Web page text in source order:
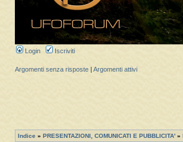
Login Iscriviti
Argomenti senza risposte Argomenti attivi
Indice » PRESENTAZIONI, COMUNICATI E PUBBLICITA' »